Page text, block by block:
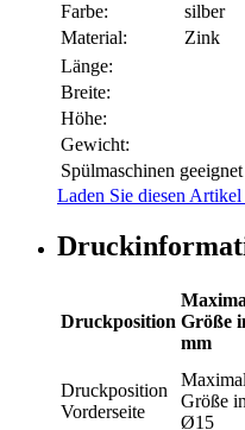
Farbe:
silber
Material:
Zink
Länge:
Breite:
Höhe:
Gewicht:
Spülmaschinen geeignet
Laden Sie diesen
Druckposition Größe
mm
Druckposition
Vorderseite
Größe
Ø15